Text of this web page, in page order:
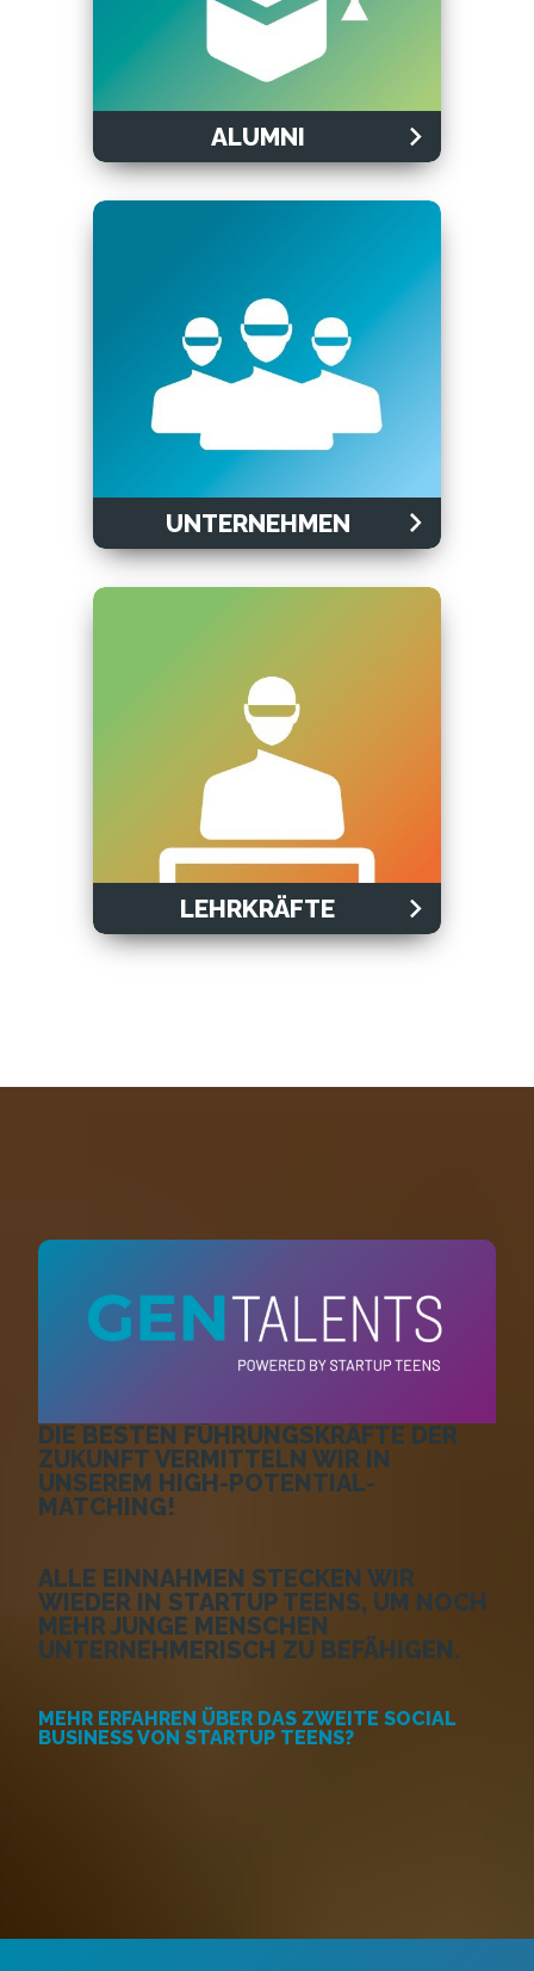
ALUMNI
UNTERNEHMEN
LEHRKRÄFTE
DIE BESTEN FÜHRUNGSKRÄFTE DER
ZUKUNFT VERMITTELN WIR IN
UNSEREM HIGH-POTENTIAL-
MATCHING!
ALLE EINNAHMEN STECKEN WIR
WIEDER IN STARTUP TEENS, UM NOCH
MEHR JUNGE MENSCHEN
UNTERNEHMERISCH ZU BEFÄHIGEN.
MEHR ERFAHREN ÜBER DAS ZWEITE SOCIAL
BUSINESS VON STARTUP TEENS?